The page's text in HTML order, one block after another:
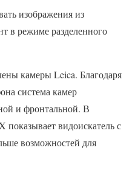
изображения из
в режиме разделенного
камеры Leica. Благодаря
система камер
и фронтальной. В
видоискатель с
возможностей для